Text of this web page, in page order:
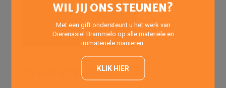
Openingstijden
WIL JIJ ONS STEUNEN?
Met een gift ondersteunt u het werk van
Dierenasiel Brammelo op alle materiële en
immateriële manieren.
KLIK HIER